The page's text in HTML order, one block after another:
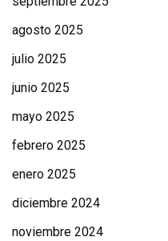
agosto 2025
julio 2025
junio 2025
mayo 2025
febrero 2025
enero 2025
diciembre 2024
noviembre 2024